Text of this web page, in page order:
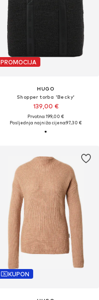
PROMOCIJA
HUGO
Shopper torba 'Becky'
139,00 €
Prvotno: 199,00 €
Posljednja najniža cijena:97,30 €
KUPON